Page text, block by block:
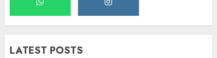
LATEST POSTS